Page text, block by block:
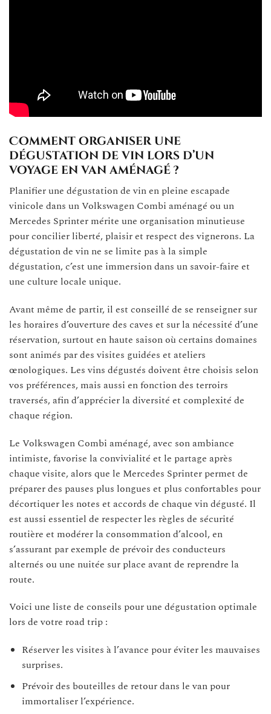
Comment organiser une
dégustation de vin lors d’un
voyage en van aménagé ?
Planifier une dégustation de vin en pleine escapade
vinicole dans un Volkswagen Combi aménagé ou un
Mercedes Sprinter mérite une organisation minutieuse
pour concilier liberté, plaisir et respect des vignerons. La
dégustation de vin ne se limite pas à la simple
dégustation, c’est une immersion dans un savoir-faire et
une culture locale unique.
Avant même de partir, il est conseillé de se renseigner sur
les horaires d’ouverture des caves et sur la nécessité d’une
réservation, surtout en haute saison où certains domaines
sont animés par des visites guidées et ateliers
œnologiques. Les vins dégustés doivent être choisis selon
vos préférences, mais aussi en fonction des terroirs
traversés, afin d’apprécier la diversité et complexité de
chaque région.
Le Volkswagen Combi aménagé, avec son ambiance
intimiste, favorise la convivialité et le partage après
chaque visite, alors que le Mercedes Sprinter permet de
préparer des pauses plus longues et plus confortables pour
décortiquer les notes et accords de chaque vin dégusté. Il
est aussi essentiel de respecter les règles de sécurité
routière et modérer la consommation d’alcool, en
s’assurant par exemple de prévoir des conducteurs
alternés ou une nuitée sur place avant de reprendre la
route.
Voici une liste de conseils pour une dégustation optimale
lors de votre road trip :
Réserver les visites à l’avance pour éviter les mauvaises
surprises.
Prévoir des bouteilles de retour dans le van pour
immortaliser l’expérience.